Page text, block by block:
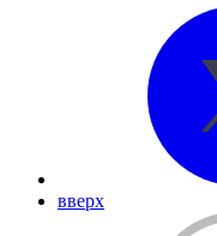
вверх